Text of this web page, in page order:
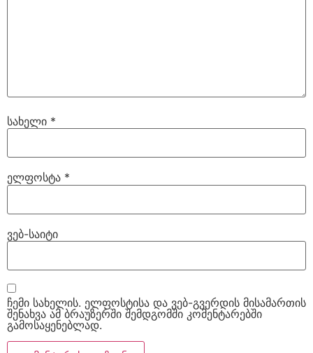
სახელი *
ელფოსტა *
ვებ-საიტი
ჩემი სახელის. ელფოსტისა და ვებ-გვერდის მისამართის
შენახვა ამ ბრაუზერში შემდგომში კომენტარებში
გამოსაყენებლად.